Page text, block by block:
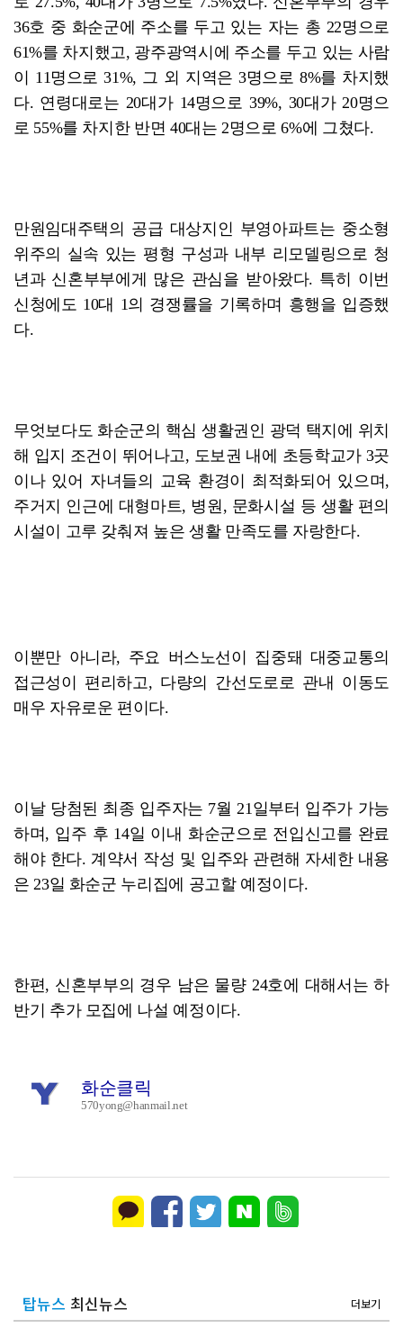
36호 중 화순군에 주소를 두고 있는 자는 총 22명으로
61%를 차지했고, 광주광역시에 주소를 두고 있는 사람
이 11명으로 31%, 그 외 지역은 3명으로 8%를 차지했
다. 연령대로는 20대가 14명으로 39%, 30대가 20명으
로 55%를 차지한 반면 40대는 2명으로 6%에 그쳤다.
만원임대주택의 공급 대상지인 부영아파트는 중소형
위주의 실속 있는 평형 구성과 내부 리모델링으로 청
년과 신혼부부에게 많은 관심을 받아왔다. 특히 이번
신청에도 10대 1의 경쟁률을 기록하며 흥행을 입증했
다.
무엇보다도 화순군의 핵심 생활권인 광덕 택지에 위치
해 입지 조건이 뛰어나고, 도보권 내에 초등학교가 3곳
이나 있어 자녀들의 교육 환경이 최적화되어 있으며,
주거지 인근에 대형마트, 병원, 문화시설 등 생활 편의
시설이 고루 갖춰져 높은 생활 만족도를 자랑한다.
이뿐만 아니라, 주요 버스노선이 집중돼 대중교통의
접근성이 편리하고, 다량의 간선도로로 관내 이동도
매우 자유로운 편이다.
이날 당첨된 최종 입주자는 7월 21일부터 입주가 가능
하며, 입주 후 14일 이내 화순군으로 전입신고를 완료
해야 한다. 계약서 작성 및 입주와 관련해 자세한 내용
은 23일 화순군 누리집에 공고할 예정이다.
한편, 신혼부부의 경우 남은 물량 24호에 대해서는 하
반기 추가 모집에 나설 예정이다.
화순클릭
570yong@hanmail.net
탑뉴스 최신뉴스 더보기